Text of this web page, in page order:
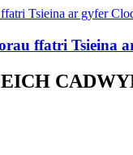
ffatri Tsieina